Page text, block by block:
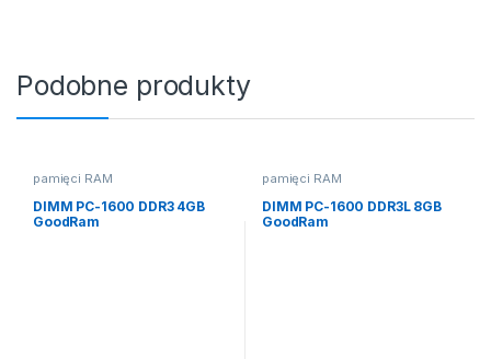
Podobne produkty
pamięci RAM
DIMM PC-1600 DDR3 4GB
GoodRam
pamięci RAM
DIMM PC-1600 DDR3L 8GB
GoodRam